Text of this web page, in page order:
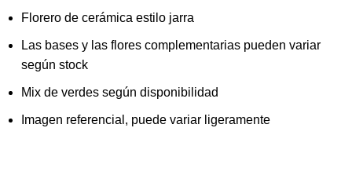
Florero de cerámica estilo jarra
Las bases y las flores complementarias pueden variar
según stock
Mix de verdes según disponibilidad
Imagen referencial, puede variar ligeramente